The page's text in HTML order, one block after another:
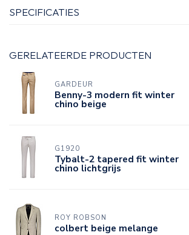
SPECIFICATIES
GERELATEERDE PRODUCTEN
GARDEUR
Benny-3 modern fit winter
chino beige
G1920
Tybalt-2 tapered fit winter
chino lichtgrijs
ROY ROBSON
colbert beige melange